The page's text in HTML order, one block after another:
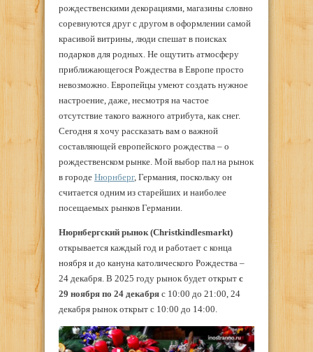
рождественскими декорациями, магазины словно
соревнуются друг с другом в оформлении самой
красивой витрины, люди спешат в поисках
подарков для родных. Не ощутить атмосферу
приближающегося Рождества в Европе просто
невозможно. Европейцы умеют создать нужное
настроение, даже, несмотря на частое
отсутствие такого важного атрибута, как снег.
Сегодня я хочу рассказать вам о важной
составляющей европейского рождества – о
рождественском рынке. Мой выбор пал на рынок
в городе Нюрнберг, Германия, поскольку он
считается одним из старейших и наиболее
посещаемых рынков Германии.
Нюрнбергский рынок (Christkindlesmarkt)
открывается каждый год и работает с конца
ноября и до кануна католического Рождества –
24 декабря. В 2025 году рынок будет открыт с
29 ноября по 24 декабря с 10:00 до 21:00, 24
декабря рынок открыт с 10:00 до 14:00.